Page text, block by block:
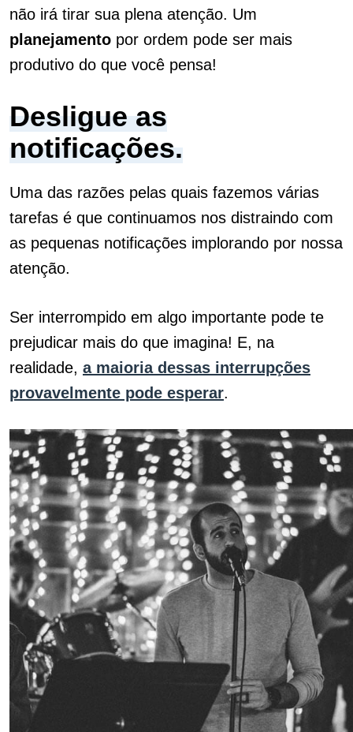
não irá tirar sua plena atenção. Um
planejamento por ordem pode ser mais
produtivo do que você pensa!
Desligue as
notificações.
Uma das razões pelas quais fazemos várias
tarefas é que continuamos nos distraindo com
as pequenas notificações implorando por nossa
atenção.
Ser interrompido em algo importante pode te
prejudicar mais do que imagina! E, na
realidade, a maioria dessas interrupções
provavelmente pode esperar.